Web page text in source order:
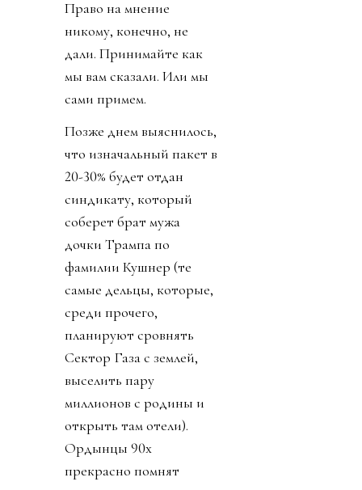
Право на мнение
никому, конечно, не
дали. Принимайте как
мы вам сказали. Или мы
сами примем.
Позже днем выяснилось,
что изначальный пакет в
20-30% будет отдан
синдикату, который
соберет брат мужа
дочки Трампа по
фамилии Кушнер (те
самые дельцы, которые,
среди прочего,
планируют сровнять
Сектор Газа с землей,
выселить пару
миллионов с родины и
открыть там отели).
Ордынцы 90х
прекрасно помнят